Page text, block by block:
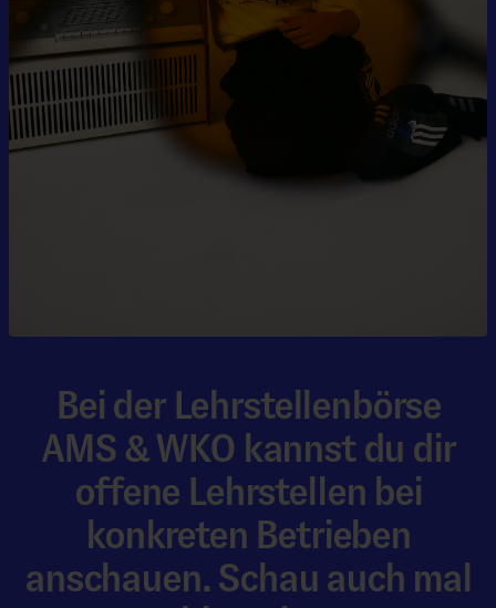
Bei der Lehrstellenbörse
AMS & WKO kannst du dir
offene Lehrstellen bei
konkreten Betrieben
anschauen. Schau auch mal